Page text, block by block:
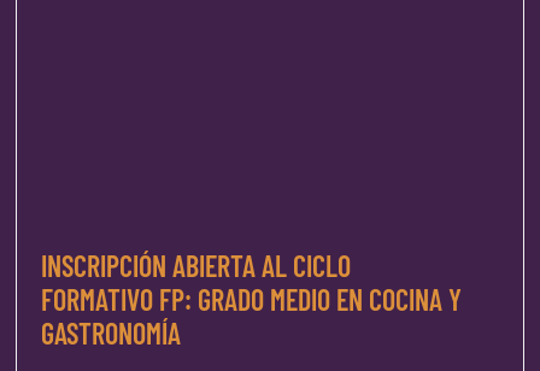
INSCRIPCIÓN ABIERTA AL CICLO
FORMATIVO FP: GRADO MEDIO EN COCINA Y
GASTRONOMÍA